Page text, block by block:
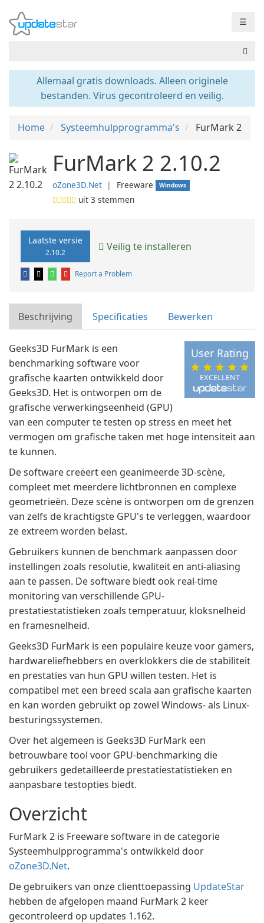
☰
Allemaal gratis downloads. Alleen originele
bestanden. Virus gecontroleerd en veilig.
Home Systeemhulpprogramma's FurMark 2
FurMark 2 2.10.2
oZone3D.Net ❘ Freeware Windows
uit 3 stemmen
Laatste versie
2.10.2 Veilig te installeren
Report a Problem
Beschrijving Specificaties Bewerken
EXCELLENT
User Rating
Geeks3D FurMark is een
benchmarking software voor
grafische kaarten ontwikkeld door
Geeks3D. Het is ontworpen om de
grafische verwerkingseenheid (GPU)
van een computer te testen op stress en meet het
vermogen om grafische taken met hoge intensiteit aan
te kunnen.
De software creëert een geanimeerde 3D-scène,
compleet met meerdere lichtbronnen en complexe
geometrieën. Deze scène is ontworpen om de grenzen
van zelfs de krachtigste GPU's te verleggen, waardoor
ze extreem worden belast.
Gebruikers kunnen de benchmark aanpassen door
instellingen zoals resolutie, kwaliteit en anti-aliasing
aan te passen. De software biedt ook real-time
monitoring van verschillende GPU-
prestatiestatistieken zoals temperatuur, kloksnelheid
en framesnelheid.
Geeks3D FurMark is een populaire keuze voor gamers,
hardwareliefhebbers en overklokkers die de stabiliteit
en prestaties van hun GPU willen testen. Het is
compatibel met een breed scala aan grafische kaarten
en kan worden gebruikt op zowel Windows- als Linux-
besturingssystemen.
Over het algemeen is Geeks3D FurMark een
betrouwbare tool voor GPU-benchmarking die
gebruikers gedetailleerde prestatiestatistieken en
aanpasbare testopties biedt.
Overzicht
FurMark 2 is Freeware software in de categorie
Systeemhulpprogramma's ontwikkeld door
oZone3D.Net.
De gebruikers van onze clienttoepassing UpdateStar
hebben de afgelopen maand FurMark 2 keer
gecontroleerd op updates 1.162.